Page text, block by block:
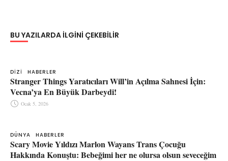
BU YAZILARDA ILGINI ÇEKEBILIR
DIZI HABERLER
Stranger Things Yaratıcıları Will’in Açılma Sahnesi İçin:
Vecna’ya En Büyük Darbeydi!
Ocak 5, 2026
DÜNYA HABERLER
Scary Movie Yıldızı Marlon Wayans Trans Çocuğu
Hakkında Konuştu: Bebeğimi her ne olursa olsun seveceğim